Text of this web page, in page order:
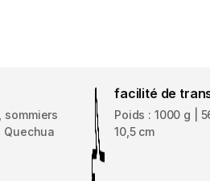
sommiers
facilité de
Poids : 1000 g |
10,5 cm